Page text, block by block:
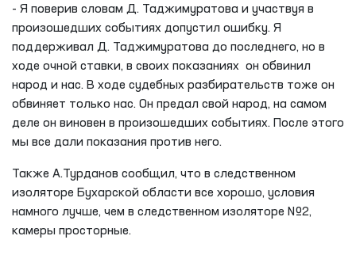
- Я поверив словам Д. Таджимуратова и участвуя в
произошедших событиях допустил ошибку. Я
поддерживал Д. Таджимуратова до последнего, но в
ходе очной ставки, в своих показаниях он обвинил
народ и нас. В ходе судебных разбирательств тоже он
обвиняет только нас. Он предал свой народ, на самом
деле он виновен в произошедших событиях. После этого
мы все дали показания против него.
Также А.Турданов сообщил, что в следственном
изоляторе Бухарской области все хорошо, условия
намного лучше, чем в следственном изоляторе №2,
камеры просторные.